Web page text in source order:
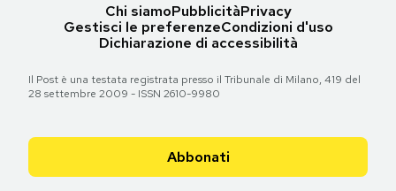
Chi siamoPubblicitàPrivacy
Gestisci le preferenzeCondizioni d'uso
Dichiarazione di accessibilità
Il Post è una testata registrata presso il Tribunale di Milano, 419 del
28 settembre 2009 - ISSN 2610-9980
Abbonati